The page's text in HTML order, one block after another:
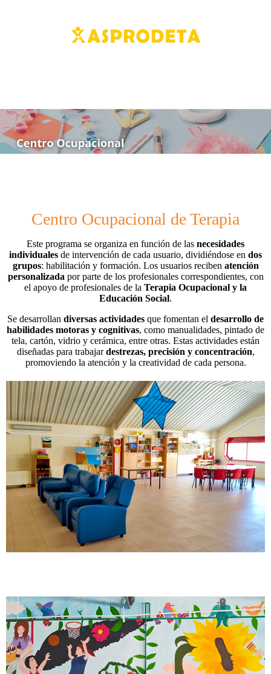
Centro Ocupacional de Terapia
Este programa se organiza en función de las necesidades
individuales de intervención de cada usuario, dividiéndose en dos
grupos: habilitación y formación. Los usuarios reciben atención
personalizada por parte de los profesionales correspondientes, con
el apoyo de profesionales de la Terapia Ocupacional y la
Educación Social.
Se desarrollan diversas actividades que fomentan el desarrollo de
habilidades motoras y cognitivas, como manualidades, pintado de
tela, cartón, vidrio y cerámica, entre otras. Estas actividades están
diseñadas para trabajardestrezas, precisión y concentración,
promoviendo la atención y la creatividad de cada persona.